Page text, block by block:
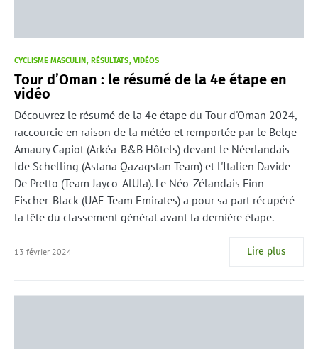
CYCLISME MASCULIN RÉSULTATS VIDÉOS
Tour d’Oman : le résumé de la 4e étape en
vidéo
Découvrez le résumé de la 4e étape du Tour d'Oman 2024,
raccourcie en raison de la météo et remportée par le Belge
Amaury Capiot (Arkéa-B&B Hôtels) devant le Néerlandais
Ide Schelling (Astana Qazaqstan Team) et l'Italien Davide
De Pretto (Team Jayco-AlUla). Le Néo-Zélandais Finn
Fischer-Black (UAE Team Emirates) a pour sa part récupéré
la tête du classement général avant la dernière étape.
13 février 2024 Lire plus